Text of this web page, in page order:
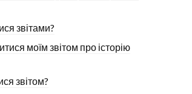
звітами?
моїм звітом про історію
звітом?